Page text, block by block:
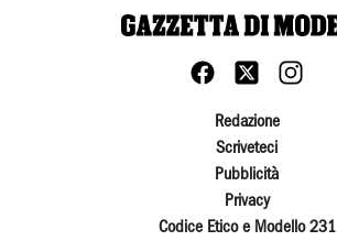
Redazione
Scriveteci
Pubblicità
Privacy
Codice Etico e Modello 231